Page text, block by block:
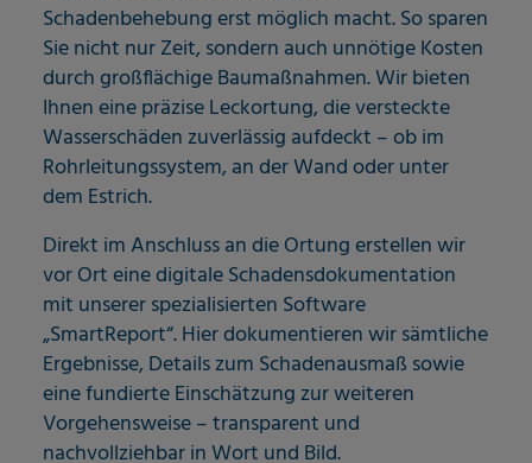
Schadenbehebung erst möglich macht. So sparen
Sie nicht nur Zeit, sondern auch unnötige Kosten
durch großflächige Baumaßnahmen. Wir bieten
Ihnen eine präzise Leckortung, die versteckte
Wasserschäden zuverlässig aufdeckt – ob im
Rohrleitungssystem, an der Wand oder unter
dem Estrich.
Direkt im Anschluss an die Ortung erstellen wir
vor Ort eine digitale Schadensdokumentation
mit unserer spezialisierten Software
„SmartReport“. Hier dokumentieren wir sämtliche
Ergebnisse, Details zum Schadenausmaß sowie
eine fundierte Einschätzung zur weiteren
Vorgehensweise – transparent und
nachvollziehbar in Wort und Bild.